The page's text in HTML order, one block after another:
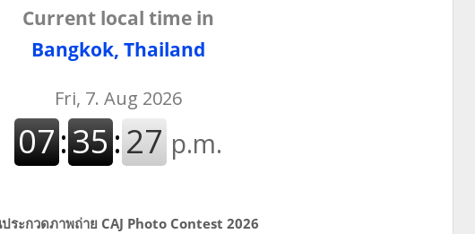
Current local time in
Bangkok, Thailand
ระกวดภาพถ่าย CAJ Photo Contest 2026